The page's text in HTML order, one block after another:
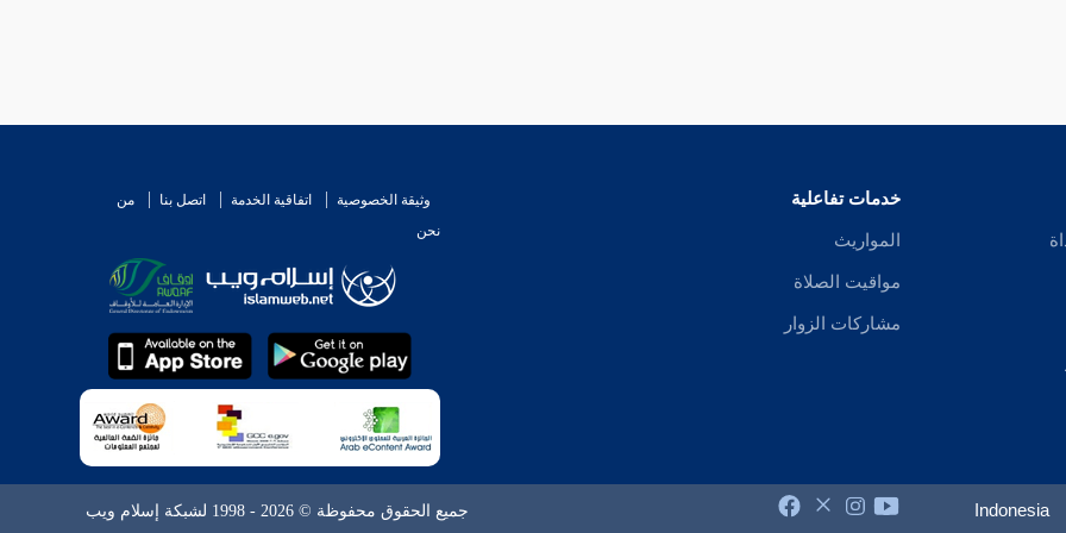
خدمات تفاعلية
المواريث
مواقيت الصلاة
مشاركات الزوار
وثيقة الخصوصية اتفاقية الخدمة اتصل بنا
من
نحن
Indonesia جميع الحقوق محفوظة © 2026 - 1998 لشبكة إسلام ويب